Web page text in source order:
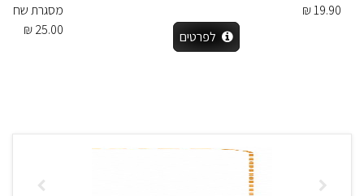
19.90 ₪
לפרטים
מסגרת
25.00 ₪